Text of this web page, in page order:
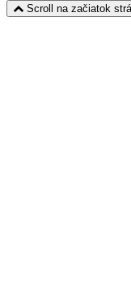
Scroll na začiatok